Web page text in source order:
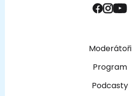
Moderátoři
Program
Podcasty